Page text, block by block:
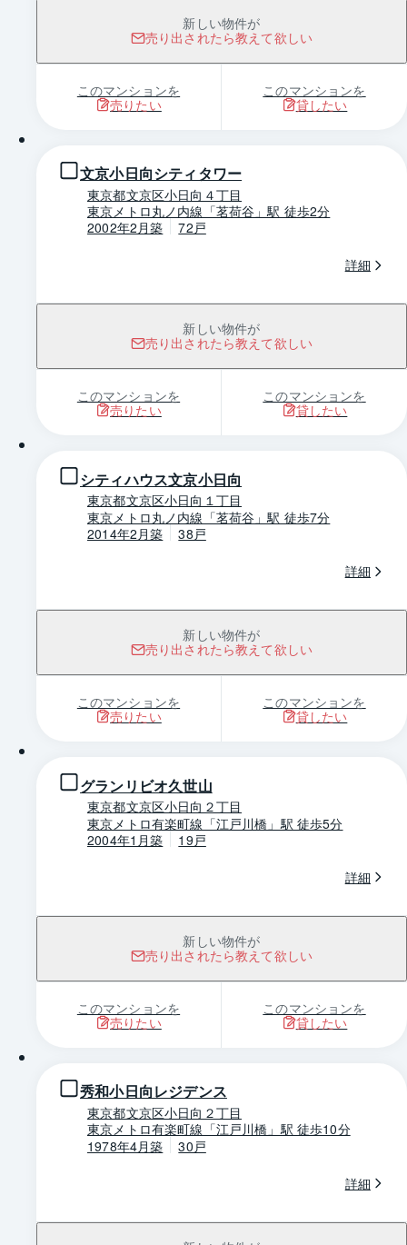
新しい物件が
売り出されたら教えて欲しい
このマンションを
売りたい
このマンションを
貸したい
文京小日向シティタワー
東京都文京区小日向４丁目
東京メトロ丸ノ内線「茗荷谷」駅 徒歩2分
2002年2月築
72戸
詳細
新しい物件が
売り出されたら教えて欲しい
このマンションを
売りたい
このマンションを
貸したい
シティハウス文京小日向
東京都文京区小日向１丁目
東京メトロ丸ノ内線「茗荷谷」駅 徒歩7分
2014年2月築
38戸
詳細
新しい物件が
売り出されたら教えて欲しい
このマンションを
売りたい
このマンションを
貸したい
グランリビオ久世山
東京都文京区小日向２丁目
東京メトロ有楽町線「江戸川橋」駅 徒歩5分
2004年1月築
19戸
詳細
新しい物件が
売り出されたら教えて欲しい
このマンションを
売りたい
このマンションを
貸したい
秀和小日向レジデンス
東京都文京区小日向２丁目
東京メトロ有楽町線「江戸川橋」駅 徒歩10分
1978年4月築
30戸
詳細